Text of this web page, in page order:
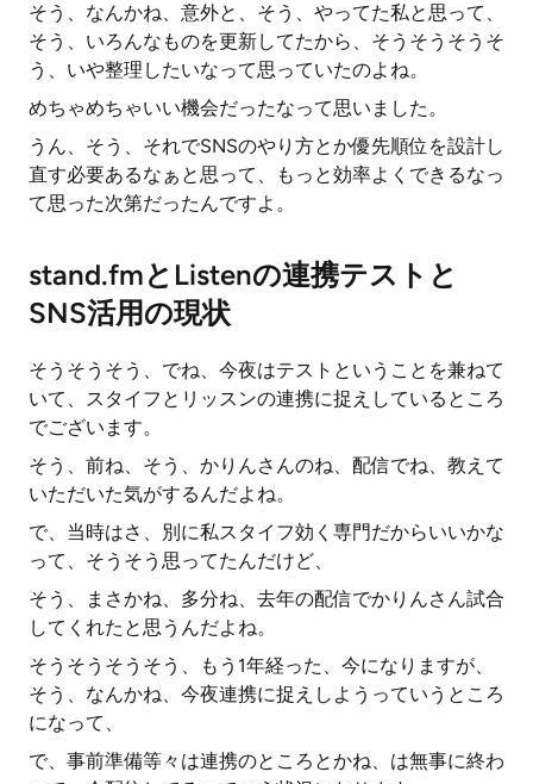
そう、なんかね、意外と、そう、やってた私と思って、
そう、いろんなものを更新してたから、そうそうそうそ
う、いや整理したいなって思っていたのよね。
めちゃめちゃいい機会だったなって思いました。
うん、そう、それでSNSのやり方とか優先順位を設計し
直す必要あるなぁと思って、もっと効率よくできるなっ
て思った次第だったんですよ。
stand.fmとListenの連携テストと
SNS活用の現状
そうそうそう、でね、今夜はテストということを兼ねて
いて、スタイフとリッスンの連携に捉えしているところ
でございます。
そう、前ね、そう、かりんさんのね、配信でね、教えて
いただいた気がするんだよね。
で、当時はさ、別に私スタイフ効く専門だからいいかな
って、そうそう思ってたんだけど、
そう、まさかね、多分ね、去年の配信でかりんさん試合
してくれたと思うんだよね。
そうそうそうそう、もう1年経った、今になりますが、
そう、なんかね、今夜連携に捉えしようっていうところ
になって、
で、事前準備等々は連携のところとかね、は無事に終わ